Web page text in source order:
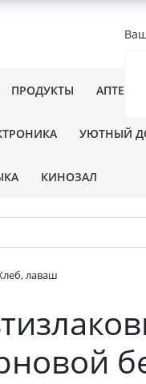
ПРОДУКТЫ АПТЕКА
УЮТНЫЙ
КИНОЗАЛ
лаваш